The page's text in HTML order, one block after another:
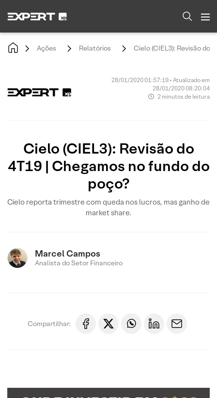
Ações Relatórios Cielo (CIEL3): Revisão do
28/01/2020 01:57:19 • Atualizado em
28/01/2020 08:20:04
2 minutos de leitura
Cielo (CIEL3): Revisão do
4T19 | Chegamos no fundo do
poço?
Cielo reporta trimestre com queda nos lucros, mas ganho de
market share.
Marcel Campos
Analista do Setor Financeiro
Compartilhar: